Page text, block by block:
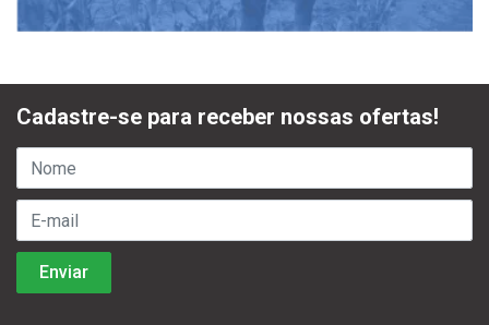
Cadastre-se para receber nossas ofertas!